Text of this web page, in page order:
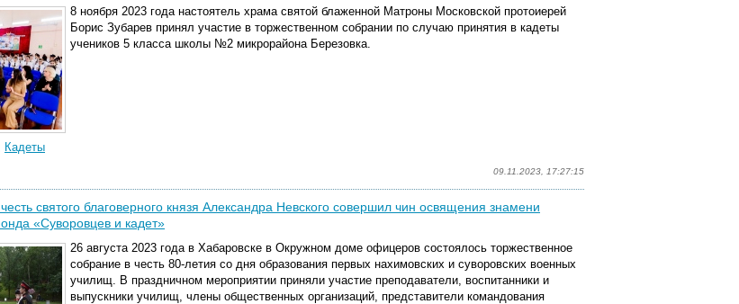
8 ноября 2023 года настоятель храма святой блаженной Матроны Московской протоиерей
Борис Зубарев принял участие в торжественном собрании по случаю принятия в кадеты
учеников 5 класса школы №2 микрорайона Березовка.
Кадеты
09.11.2023, 17:27:15
святого благоверного князя Александра Невского совершил чин освящения знамени
«Суворовцев и кадет»
26 августа 2023 года в Хабаровске в Окружном доме офицеров состоялось торжественное
собрание в честь 80-летия со дня образования первых нахимовских и суворовских военных
училищ. В праздничном мероприятии приняли участие преподаватели, воспитанники и
выпускники училищ, члены общественных организаций, представители командования